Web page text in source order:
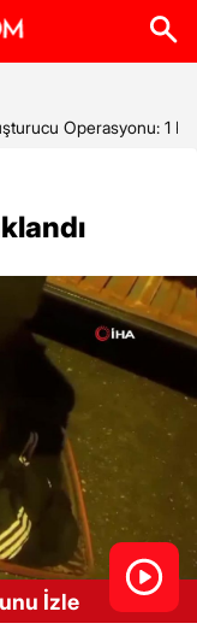
Operasyonu: 1
İzle